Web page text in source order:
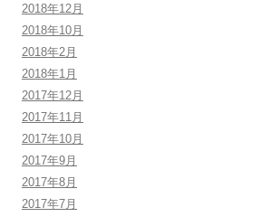
2018年12月
2018年10月
2018年2月
2018年1月
2017年12月
2017年11月
2017年10月
2017年9月
2017年8月
2017年7月